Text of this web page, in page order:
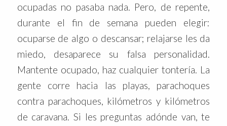
ocupadas no pasaba nada. Pero, de repente,
durante el fin de semana pueden elegir:
ocuparse de algo o descansar; relajarse les da
miedo, desaparece su falsa personalidad.
Mantente ocupado, haz cualquier tontería. La
gente corre hacia las playas, parachoques
contra parachoques, kilómetros y kilómetros
de caravana. Si les preguntas adónde van, te